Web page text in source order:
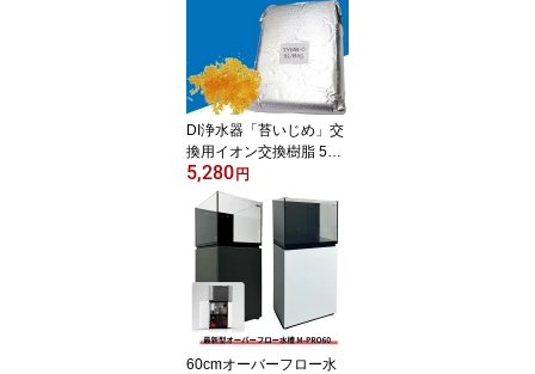
DI浄水器「苔いじめ」交
換用イオン交換樹脂 5L !
苔対策 観賞魚用浄水器(t
189
5,280円
60cmオーバーフロー水